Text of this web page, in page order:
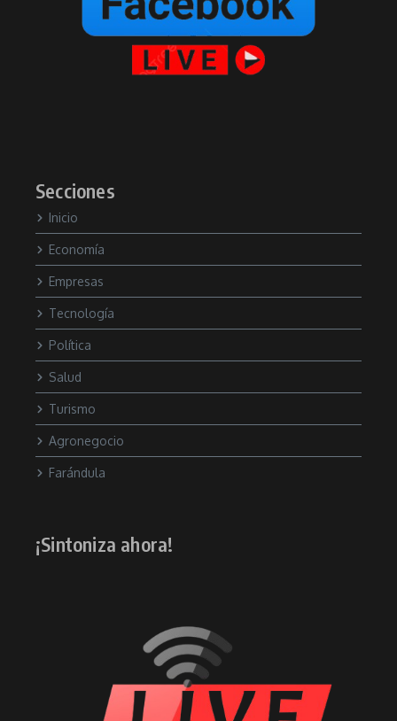
Secciones
Inicio
Economía
Empresas
Tecnología
Política
Salud
Turismo
Agronegocio
Farándula
¡Sintoniza ahora!